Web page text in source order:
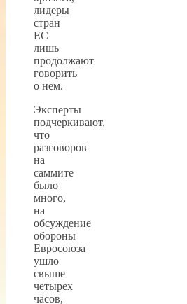
лидеры
стран
ЕС
лишь
продолжают
говорить
о нем.
Эксперты
подчеркивают,
что
разговоров
на
саммите
было
много,
на
обсуждение
обороны
Евросоюза
ушло
свыше
четырех
часов,